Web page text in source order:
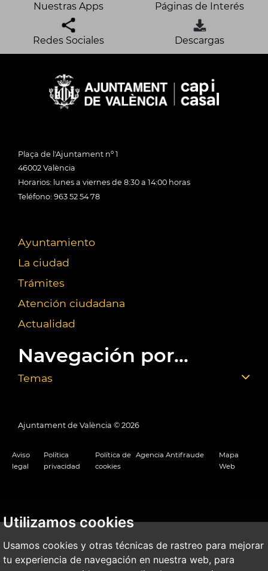
Utilizamos cookies
Usamos cookies y otras técnicas de rastreo para mejorar
tu experiencia de navegación en nuestra web, para
Nuestras Apps Páginas de Interés
Redes Sociales Descargas
Plaça de l'Ajuntament nº 1
46002 València
Horarios: lunes a viernes de 8:30 a 14:00 horas
Teléfono: 963 52 54 78
Ayuntamiento
La ciudad
Trámites
Atención ciudadana
Actualidad
Navegación por...
Temas
Ajuntament de València © 2026
Aviso
legal
Política
privacidad
Política de
cookies
Agencia Antifraude
Mapa
Web